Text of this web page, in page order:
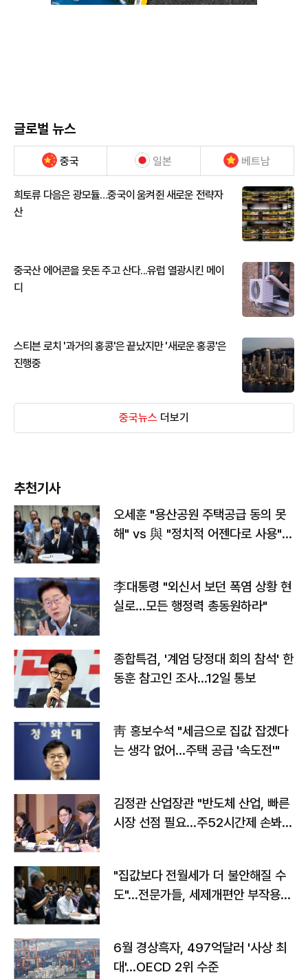
글로벌 뉴스
중국 일본 베트남
희토류 다음은 광모듈…중국이 움켜쥔 새로운 전략자
산
중국산 에어콘을 웃돈 주고 산다...유럽 열광시킨 메이
디
스티븐 로치 '과거의 홍콩'은 끝났지만 '새로운 홍콩'은
진행중
중국뉴스 더보기
추천기사
오세훈 "용산공원 주택공급 동의 못
해" vs 與 "정치적 어젠다로 사용"
李대통령 "외신서 보던 폭염 상황 현
실로…모든 행정력 총동원하라"
종합특검, '계엄 당정대 회의 참석' 한
동훈 참고인 조사...12일 통보
靑 홍보수석 "세금으로 집값 잡겠다
는 생각 없어…주택 공급 '속도전'"
김정관 산업장관 "반도체 산업, 빠른
시장 선점 필요…주52시간제 손봐
"집값보다 전월세가 더 불안해질 수
도"…전문가들, 세제개편안 부작용
6월 경상흑자, 497억달러 '사상 최
대'…OECD 2위 수준